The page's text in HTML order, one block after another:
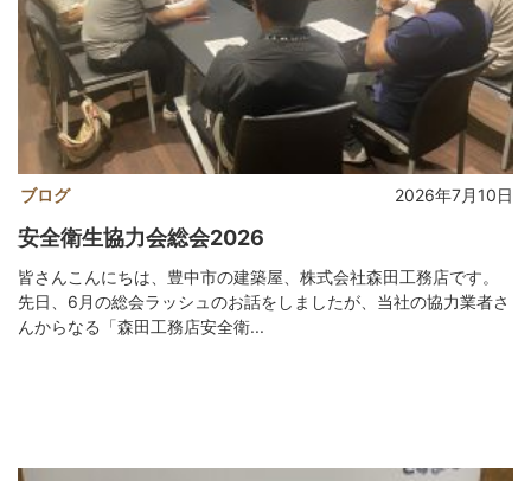
ブログ 2026年7月10日
安全衛生協力会総会2026
皆さんこんにちは、豊中市の建築屋、株式会社森田工務店です。
先日、6月の総会ラッシュのお話をしましたが、当社の協力業者さ
んからなる「森田工務店安全衛...